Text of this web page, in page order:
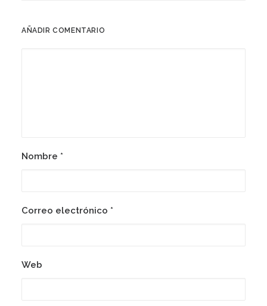
AÑADIR COMENTARIO
Nombre *
Correo electrónico *
Web